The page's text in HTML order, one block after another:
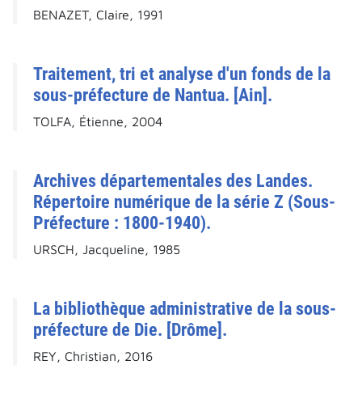
BENAZET, Claire, 1991
Traitement, tri et analyse d'un fonds de la
sous-préfecture de Nantua. [Ain].
TOLFA, Étienne, 2004
Archives départementales des Landes.
Répertoire numérique de la série Z (Sous-
Préfecture : 1800-1940).
URSCH, Jacqueline, 1985
La bibliothèque administrative de la sous-
préfecture de Die. [Drôme].
REY, Christian, 2016